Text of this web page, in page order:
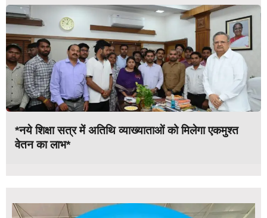
*नये शिक्षा सत्र में अतिथि व्याख्याताओं को मिलेगा एकमुश्त
वेतन का लाभ*